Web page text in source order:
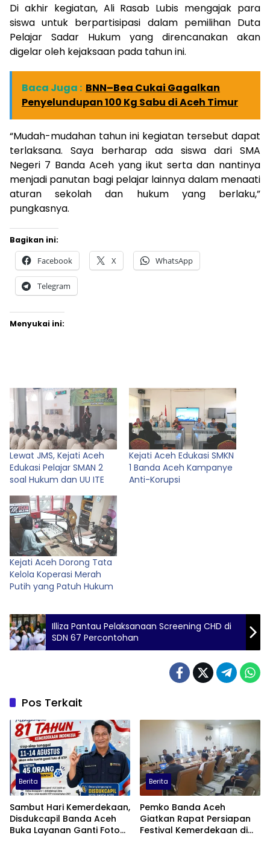
Di akhir kegiatan, Ali Rasab Lubis mengajak para
siswa untuk berpartisipasi dalam pemilihan Duta
Pelajar Sadar Hukum yang direncanakan akan
digelar oleh kejaksaan pada tahun ini.
Baca Juga : BNN–Bea Cukai Gagalkan
Penyelundupan 100 Kg Sabu di Aceh Timur
“Mudah-mudahan tahun ini kegiatan tersebut dapat
terlaksana. Saya berharap ada siswa dari SMA
Negeri 7 Banda Aceh yang ikut serta dan nantinya
menjadi panutan bagi pelajar lainnya dalam menaati
aturan sekolah dan hukum yang berlaku,”
pungkasnya.
Bagikan ini:
Facebook X WhatsApp
Telegram
Menyukai ini:
Lewat JMS, Kejati Aceh
Edukasi Pelajar SMAN 2
soal Hukum dan UU ITE
Kejati Aceh Edukasi SMKN
1 Banda Aceh Kampanye
Anti-Korupsi
Kejati Aceh Dorong Tata
Kelola Koperasi Merah
Putih yang Patuh Hukum
Illiza Pantau Pelaksanaan Screening CHD di
SDN 67 Percontohan
Pos Terkait
Berita
Sambut Hari Kemerdekaan,
Disdukcapil Banda Aceh
Buka Layanan Ganti Foto
Berita
Pemko Banda Aceh
Giatkan Rapat Persiapan
Festival Kemerdekaan di